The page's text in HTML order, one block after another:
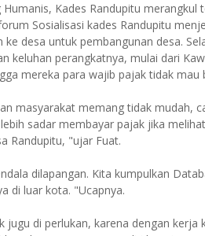
Humanis, Kades Randupitu
Sosialisasi kades Randupitu
desa untuk pembangunan desa.
keluhan perangkatnya, mulai dari
mereka para wajib pajak tidak mau
masyarakat memang tidak mudah,
sadar membayar pajak jika
Randupitu, "ujar Fuat.
dilapangan. Kita kumpulkan
di luar kota. "Ucapnya.
jugu di perlukan, karena dengan kerja